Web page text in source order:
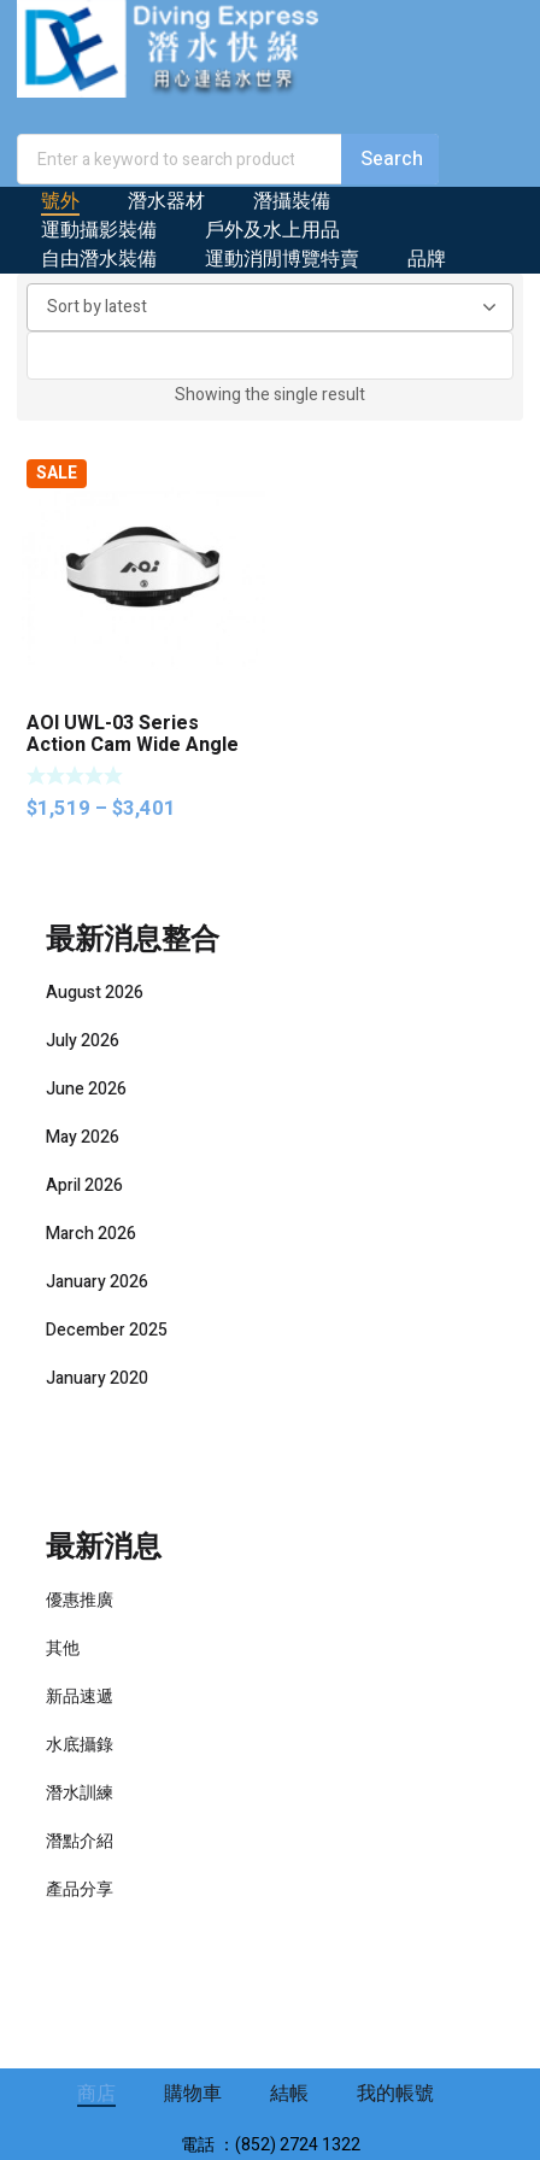
號外 潛水器材
潛攝裝備
運動攝影裝備
戶外及水上用品
自由潛水裝備
運動消閒博覽特賣 品牌
Showing the single result
SALE
AOI UWL-03 Series
Action Cam Wide Angle
Conversion Lens
$1,519 – $3,401
$3,401
最新消息整合
August 2026
July 2026
June 2026
May 2026
April 2026
March 2026
January 2026
December 2025
January 2020
最新消息
優惠推廣
其他
新品速遞
水底攝錄
潛水訓練
潛點介紹
產品分享
商店 購物車 結帳 我的帳號
電話 ：(852) 2724 1322